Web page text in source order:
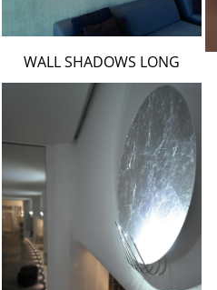
WALL SHADOWS LONG